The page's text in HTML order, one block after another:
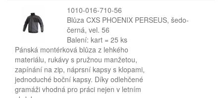
1010-016-710-56
Blůza CXS PHOENIX PERSEUS, šedo-
černá, vel. 56
Balení: kart = 25 ks
Pánská montérková blůza z lehkého
materiálu, rukávy s pružnou manžetou,
zapínání na zip, náprsní kapsy s klopami,
jednoduché boční kapsy. Díky odlehčené
gramáži vhodná pro práci nejen v letním